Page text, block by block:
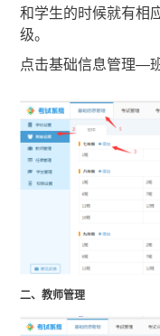
和学生的时候就有相
级。
点击基础信息管理—
二、教师管理